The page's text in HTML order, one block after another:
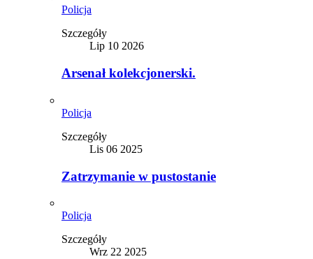
Policja
Szczegóły
Lip 10 2026
Arsenał kolekcjonerski.
Policja
Szczegóły
Lis 06 2025
Zatrzymanie w pustostanie
Policja
Szczegóły
Wrz 22 2025